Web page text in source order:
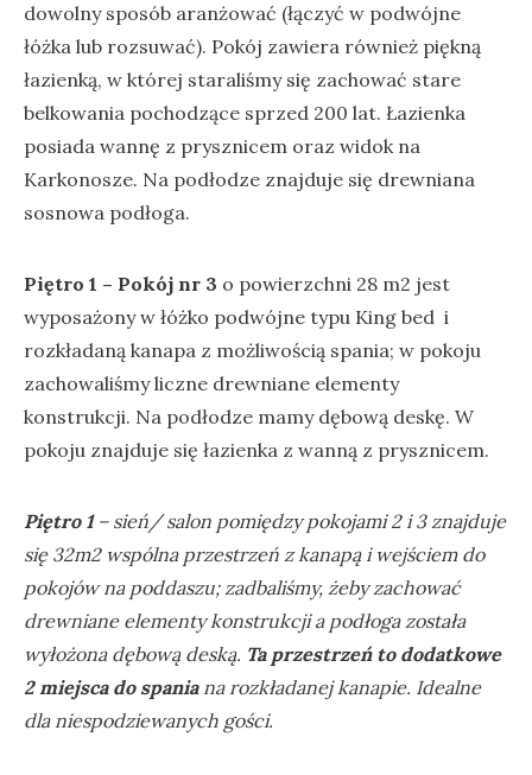
dowolny sposób aranżować (łączyć w podwójne
łóżka lub rozsuwać). Pokój zawiera również piękną
łazienką, w której staraliśmy się zachować stare
belkowania pochodzące sprzed 200 lat. Łazienka
posiada wannę z prysznicem oraz widok na
Karkonosze. Na podłodze znajduje się drewniana
sosnowa podłoga.
Piętro 1 – Pokój nr 3 o powierzchni 28 m2 jest
wyposażony w łóżko podwójne typu King bed i
rozkładaną kanapa z możliwością spania; w pokoju
zachowaliśmy liczne drewniane elementy
konstrukcji. Na podłodze mamy dębową deskę. W
pokoju znajduje się łazienka z wanną z prysznicem.
Piętro 1– sień/ salon pomiędzy pokojami 2 i 3 znajduje
się 32m2 wspólna przestrzeń z kanapą i wejściem do
pokojów na poddaszu; zadbaliśmy, żeby zachować
drewniane elementy konstrukcji a podłoga została
wyłożona dębową deską. Ta przestrzeń to dodatkowe
2 miejsca do spaniana rozkładanej kanapie. Idealne
dla niespodziewanych gości.